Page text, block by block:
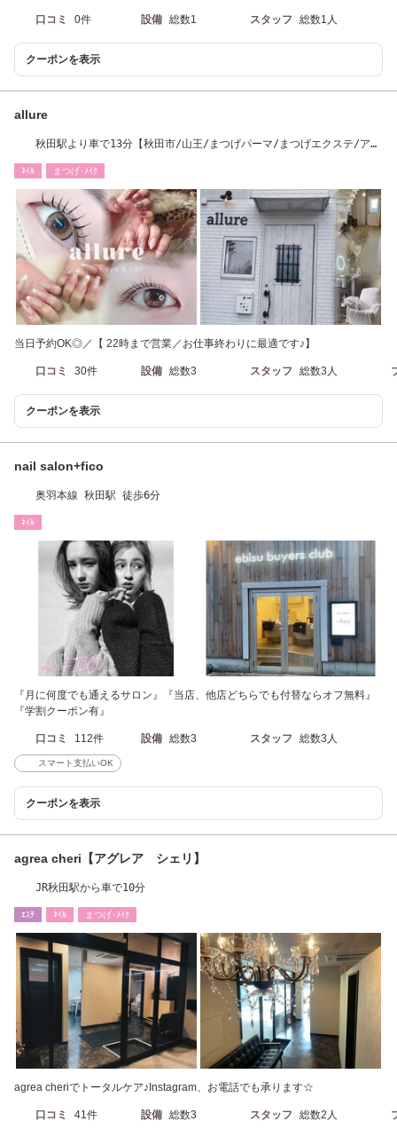
口コミ 0件 設備 総数1 スタッフ 総数1人
クーポンを表示
allure
秋田駅より車で13分【秋田市/山王/まつげパーマ/まつげエクステ/アイ
ﾈｲﾙ まつげ･ﾒｲｸ
当日予約OK◎／【 22時まで営業／お仕事終わりに最適です♪】
口コミ 30件 設備 総数3 スタッフ 総数3人
クーポンを表示
nail salon+fico
奥羽本線 秋田駅 徒歩6分
ﾈｲﾙ
『月に何度でも通えるサロン』『当店、他店どちらでも付替ならオフ無料』
『学割クーポン有』
口コミ 112件 設備 総数3 スタッフ 総数3人
スマート支払いOK
クーポンを表示
agrea cheri【アグレア シェリ】
JR秋田駅から車で10分
ｴｽﾃ ﾈｲﾙ まつげ･ﾒｲｸ
agrea cheriでトータルケア♪Instagram、お電話でも承ります☆
口コミ 41件 設備 総数3 スタッフ 総数2人